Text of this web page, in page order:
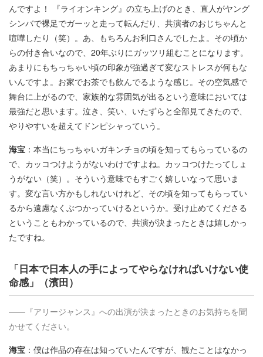
んですよ！ 『ライオンキング』の立ち上げのとき、直人がヤング
シンバで裸足でガーッと走って転んだり、共演者のおじちゃんと
喧嘩したり（笑）。あ、もちろんお利口さんでしたよ。その頃か
らの付き合いなので、20年ぶりにガッツリ組むことになります。
あまりにもちっちゃい頃の印象が強過ぎて変なストレスが何もな
いんですよ。お家でお茶でも飲んでるような感じ。その空気感で
舞台に上がるので、家族的な雰囲気が出るという意味においては
最強だと思います。泣き、笑い、いたずらと全部見てきたので、
やりやすいを超えてドンピシャっていう。
海宝 ：本当にちっちゃいガキンチョの頃を知ってもらっているの
で、カッコつけようがないわけですよね。カッコつけたってしょ
うがない（笑）。そういう意味でもすごく嬉しいなって思いま
す。変な言い方かもしれないけれど、その頃を知ってもらってい
るから遠慮なくぶつかっていけるというか。受け止めてくださる
ということもわかっているので、共演が決まったときは嬉しかっ
たですね。
「日本で日本人の手によってやらなければいけない使
命感」（濱田）
――『アリージャンス』への出演が決まったときのお気持ちを聞
かせてください。
海宝 ：僕は作品の存在は知っていたんですが、観たことはなかっ